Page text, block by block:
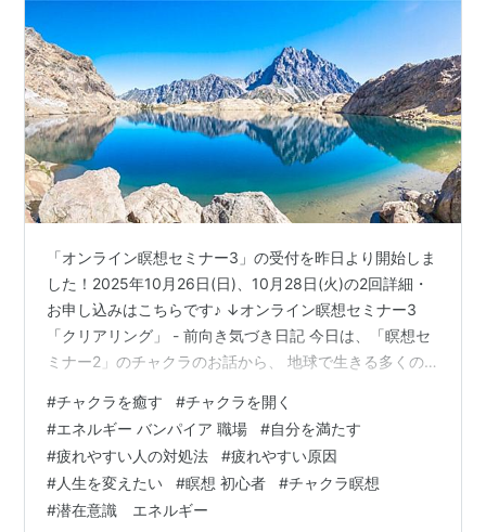
「オンライン瞑想セミナー3」の受付を昨日より開始しま
した！2025年10月26日(日)、10月28日(火)の2回詳細・
お申し込みはこちらです♪ ↓オンライン瞑想セミナー3
「クリアリング」 - 前向き気づき日記 今日は、「瞑想セ
ミナー2」のチャクラのお話から、 地球で生きる多くの
い、枯渇している状態から、 人とのエネルギーの争奪戦
をしていることや、 そこから抜け出し、 どうやって自分
を満たしていけるのか？ についてお話しします。 これは
自分らしく自由に生きたい人や、 人生をより良く変えた
い人、 新しい地球に進みたい人にとって 大事なお話しな
#チャクラを癒す #チャクラを開く
#エネルギー バンパイア 職場 #自分を満たす
#疲れやすい人の対処法 #疲れやすい原因
#人生を変えたい #瞑想 初心者 #チャクラ瞑想
#潜在意識 エネルギー